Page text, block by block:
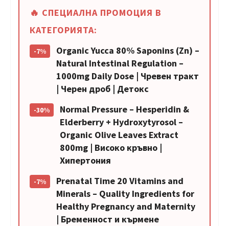
🔥 СПЕЦИАЛНА ПРОМОЦИЯ В
КАТЕГОРИЯТА:
-7%
Organic Yucca 80% Saponins (Zn) –
Natural Intestinal Regulation –
1000mg Daily Dose | Чревен тракт
| Черен дроб | Детокс
-30%
Normal Pressure – Hesperidin &
Elderberry + Hydroxytyrosol –
Organic Olive Leaves Extract
800mg | Високо кръвно |
Хипертония
-7%
Prenatal Time 20 Vitamins and
Minerals – Quality Ingredients for
Healthy Pregnancy and Maternity
| Бременност и кърмене